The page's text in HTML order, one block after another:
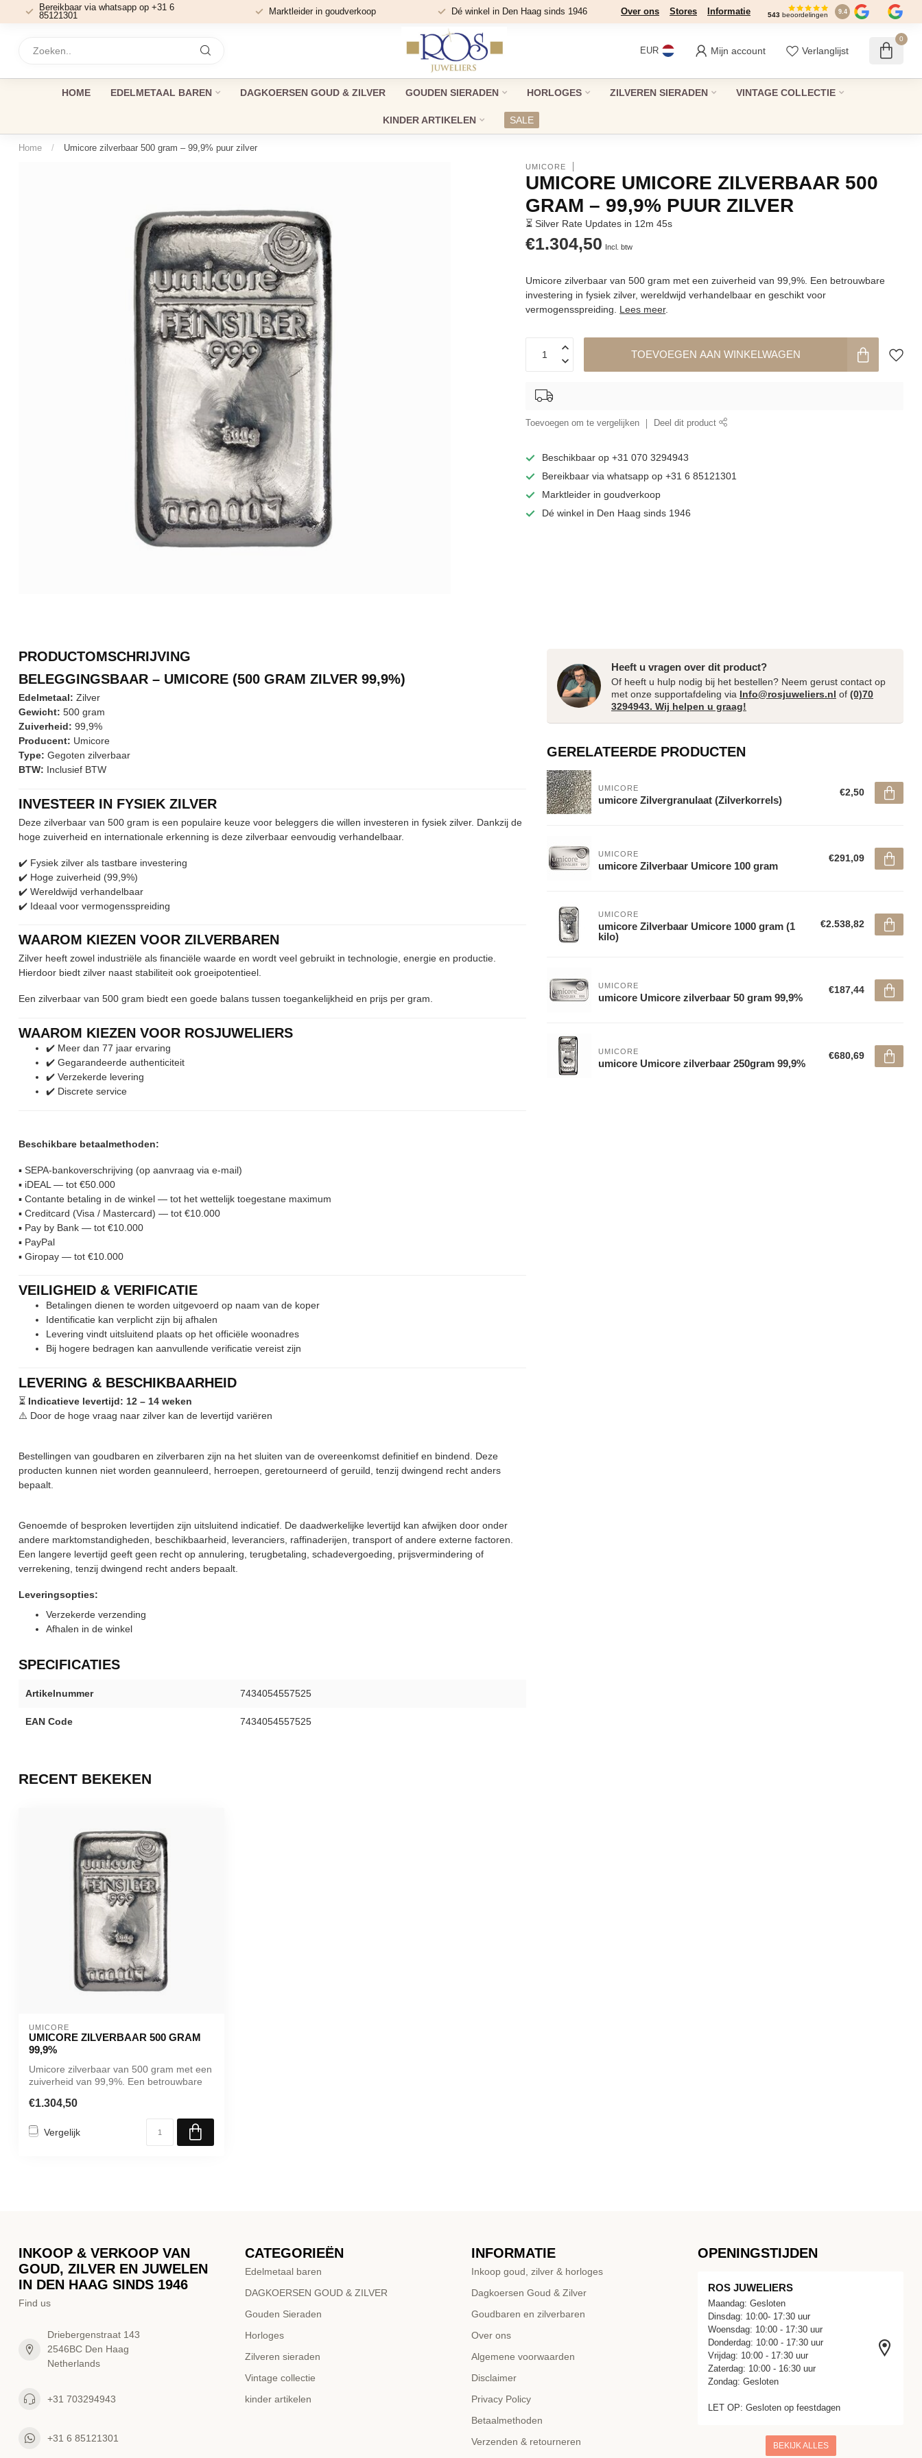
Bereikbaar via whatsapp op +31 6
85121301
Marktleider in goudverkoop Dé winkel in Den Haag sinds 1946 Over ons Stores Informatie 543 beoordelingen 9.4
EUR Mijn account Verlanglijst
0
HOME EDELMETAAL BAREN DAGKOERSEN GOUD & ZILVER GOUDEN SIERADEN HORLOGES ZILVEREN SIERADEN VINTAGE COLLECTIE
KINDER ARTIKELEN SALE
Home / Umicore zilverbaar 500 gram – 99,9% puur zilver
UMICORE
UMICORE UMICORE ZILVERBAAR 500
GRAM – 99,9% PUUR ZILVER
⏳ Silver Rate Updates in 12m 44s
€1.304,50 Incl. btw
Umicore zilverbaar van 500 gram met een zuiverheid van 99,9%. Een betrouwbare
investering in fysiek zilver, wereldwijd verhandelbaar en geschikt voor
vermogensspreiding. Lees meer.
TOEVOEGEN AAN WINKELWAGEN
Toevoegen om te vergelijken Deel dit product
Beschikbaar op +31 070 3294943
Bereikbaar via whatsapp op +31 6 85121301
Marktleider in goudverkoop
Dé winkel in Den Haag sinds 1946
PRODUCTOMSCHRIJVING
BELEGGINGSBAAR – UMICORE (500 GRAM ZILVER 99,9%)
Edelmetaal: Zilver
Gewicht: 500 gram
Zuiverheid: 99,9%
Producent: Umicore
Type: Gegoten zilverbaar
BTW: Inclusief BTW
INVESTEER IN FYSIEK ZILVER
Deze zilverbaar van 500 gram is een populaire keuze voor beleggers die willen investeren in fysiek zilver. Dankzij de
hoge zuiverheid en internationale erkenning is deze zilverbaar eenvoudig verhandelbaar.
✔️ Fysiek zilver als tastbare investering
✔️ Hoge zuiverheid (99,9%)
✔️ Wereldwijd verhandelbaar
✔️ Ideaal voor vermogensspreiding
WAAROM KIEZEN VOOR ZILVERBAREN
Zilver heeft zowel industriële als financiële waarde en wordt veel gebruikt in technologie, energie en productie.
Hierdoor biedt zilver naast stabiliteit ook groeipotentieel.
Een zilverbaar van 500 gram biedt een goede balans tussen toegankelijkheid en prijs per gram.
WAAROM KIEZEN VOOR ROSJUWELIERS
✔️ Meer dan 77 jaar ervaring
✔️ Gegarandeerde authenticiteit
✔️ Verzekerde levering
✔️ Discrete service
Beschikbare betaalmethoden:
▪︎ SEPA-bankoverschrijving (op aanvraag via e-mail)
▪︎ iDEAL — tot €50.000
▪︎ Contante betaling in de winkel — tot het wettelijk toegestane maximum
▪︎ Creditcard (Visa / Mastercard) — tot €10.000
▪︎ Pay by Bank — tot €10.000
▪︎ PayPal
▪︎ Giropay — tot €10.000
VEILIGHEID & VERIFICATIE
Betalingen dienen te worden uitgevoerd op naam van de koper
Identificatie kan verplicht zijn bij afhalen
Levering vindt uitsluitend plaats op het officiële woonadres
Bij hogere bedragen kan aanvullende verificatie vereist zijn
LEVERING & BESCHIKBAARHEID
⏳ Indicatieve levertijd: 12 – 14 weken
⚠️ Door de hoge vraag naar zilver kan de levertijd variëren
Bestellingen van goudbaren en zilverbaren zijn na het sluiten van de overeenkomst definitief en bindend. Deze
producten kunnen niet worden geannuleerd, herroepen, geretourneerd of geruild, tenzij dwingend recht anders
bepaalt.
Genoemde of besproken levertijden zijn uitsluitend indicatief. De daadwerkelijke levertijd kan afwijken door onder
andere marktomstandigheden, beschikbaarheid, leveranciers, raffinaderijen, transport of andere externe factoren.
Een langere levertijd geeft geen recht op annulering, terugbetaling, schadevergoeding, prijsvermindering of
verrekening, tenzij dwingend recht anders bepaalt.
Leveringsopties:
Verzekerde verzending
Afhalen in de winkel
SPECIFICATIES
Artikelnummer 7434054557525
EAN Code 7434054557525
Heeft u vragen over dit product?
Of heeft u hulp nodig bij het bestellen? Neem gerust contact op
met onze supportafdeling via Info@rosjuweliers.nl of (0)70
3294943. Wij helpen u graag!
GERELATEERDE PRODUCTEN
UMICORE
umicore Zilvergranulaat (Zilverkorrels)
€2,50
UMICORE
umicore Zilverbaar Umicore 100 gram
€291,09
UMICORE
umicore Zilverbaar Umicore 1000 gram (1
kilo)
€2.538,82
UMICORE
umicore Umicore zilverbaar 50 gram 99,9%
€187,44
UMICORE
umicore Umicore zilverbaar 250gram 99,9%
€680,69
RECENT BEKEKEN
UMICORE
UMICORE ZILVERBAAR 500 GRAM
99,9%
Umicore zilverbaar van 500 gram met een
zuiverheid van 99,9%. Een betrouwbare
€1.304,50
Vergelijk
INKOOP & VERKOOP VAN
GOUD, ZILVER EN JUWELEN
IN DEN HAAG SINDS 1946
Find us
Driebergenstraat 143
2546BC Den Haag
Netherlands
+31 703294943
+31 6 85121301
CATEGORIEËN
Edelmetaal baren
DAGKOERSEN GOUD & ZILVER
Gouden Sieraden
Horloges
Zilveren sieraden
Vintage collectie
kinder artikelen
INFORMATIE
Inkoop goud, zilver & horloges
Dagkoersen Goud & Zilver
Goudbaren en zilverbaren
Over ons
Algemene voorwaarden
Disclaimer
Privacy Policy
Betaalmethoden
Verzenden & retourneren
OPENINGSTIJDEN
ROS JUWELIERS
Maandag: Gesloten
Dinsdag: 10:00- 17:30 uur
Woensdag: 10:00 - 17:30 uur
Donderdag: 10:00 - 17:30 uur
Vrijdag: 10:00 - 17:30 uur
Zaterdag: 10:00 - 16:30 uur
Zondag: Gesloten
LET OP: Gesloten op feestdagen
BEKIJK ALLES